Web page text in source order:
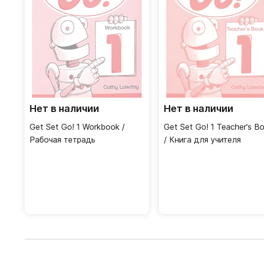
Нет в наличии
Get Set Go! 1 Workbook /
Рабочая тетрадь
Нет в наличии
Get Set Go! 1 Teacher's
/ Книга для учителя